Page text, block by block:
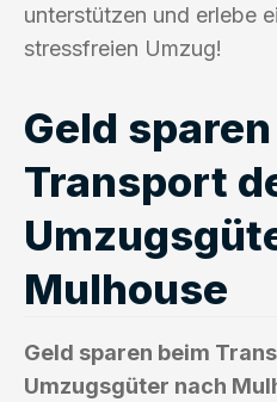
unterstützen und erlebe
stressfreien Umzug!
Geld
Transport
Mulhouse
Geld sparen beim
Umzugsgüter nach